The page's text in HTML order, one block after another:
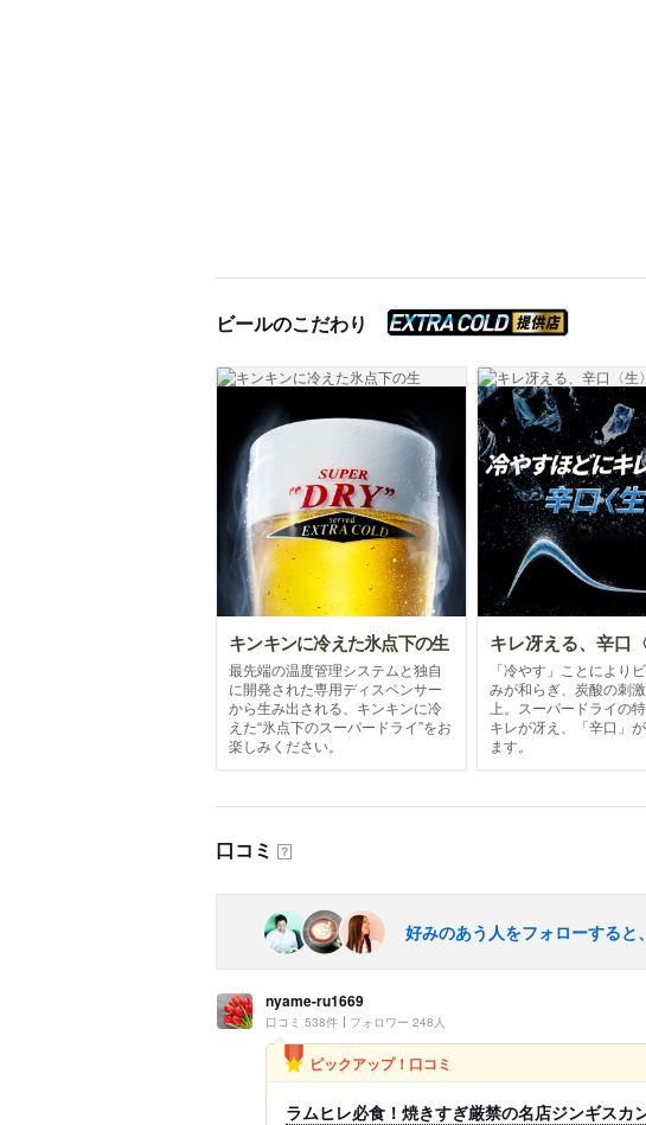
ビールのこだわり
キンキンに冷えた氷点下の生
最先端の温度管理システムと独自
に開発された専用ディスペンサー
から生み出される、キンキンに冷
えた“氷点下のスーパードライ”をお
楽しみください。
キレ冴える、辛口〈
「冷やす」ことにより
みが和らぎ、炭酸の刺
上。スーパードライの
キレが冴え、「辛口」
ます。
口コミ ？
好みのあう人をフォローすると
nyame-ru1669
口コミ 538件 フォロワー 248人
ピックアップ！口コミ
ラムヒレ必食！焼きすぎ厳禁の名店ジンギスカ